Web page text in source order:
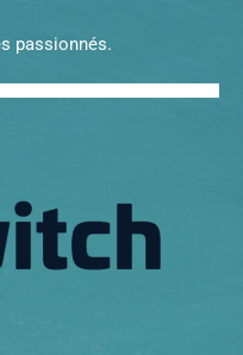
passionnés.